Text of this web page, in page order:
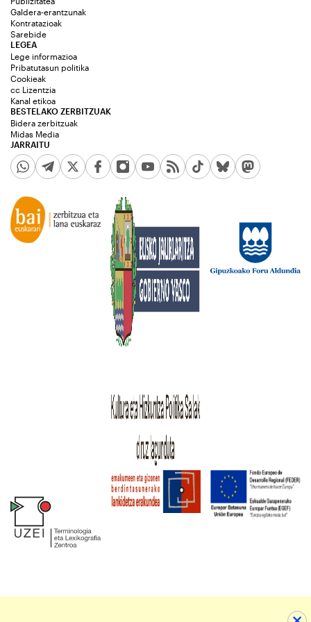
Galdera-erantzunak
Kontratazioak
Sarebide
JARRAITU
LEGEA
Lege informazioa
Pribatutasun politika
Cookieak
cc Lizentzia
Kanal etikoa
BESTELAKO ZERBITZUAK
Bidera zerbitzuak
Midas Media